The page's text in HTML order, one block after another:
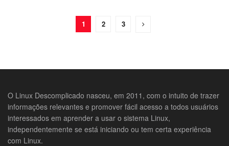
1 2 3
O Linux Descomplicado nasceu, em 2011, com o intuito de trazer
informações relevantes e promover fácil acesso a todos usuários
interessados em aprender a usar o sistema Linux,
independentemente se está iniciando ou tem certa experiência
com Linux.